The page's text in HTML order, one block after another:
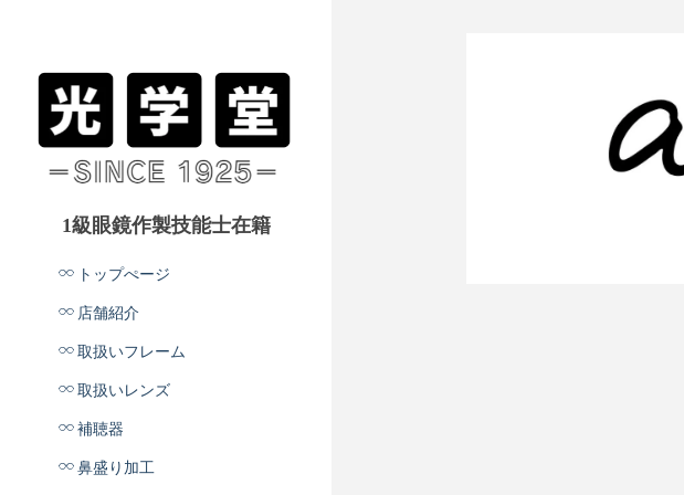
1級眼鏡作製技能士在籍
トップぺージ
店舗紹介
取扱いフレーム
取扱いレンズ
補聴器
鼻盛り加工